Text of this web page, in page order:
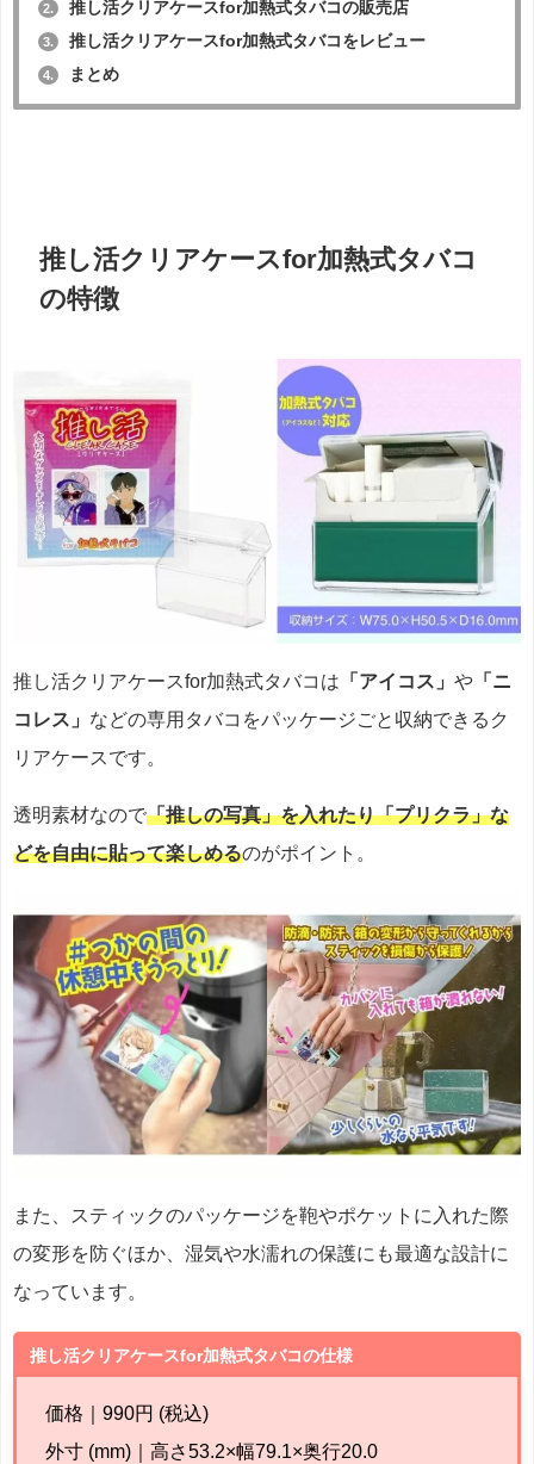
2. 推し活クリアケースfor加熱式タバコの販売店
3. 推し活クリアケースfor加熱式タバコをレビュー
4. まとめ
推し活クリアケースfor加熱式タバコ
の特徴
推し活クリアケースfor加熱式タバコは 「アイコス」 や 「ニ
コレス」 などの専用タバコをパッケージごと収納できるク
リアケースです。
透明素材なので「推しの写真」を入れたり「プリクラ」な
どを自由に貼って楽しめるのがポイント。
また、スティックのパッケージを鞄やポケットに入れた際
の変形を防ぐほか、湿気や水濡れの保護にも最適な設計に
なっています。
推し活クリアケースfor加熱式タバコの仕様
価格｜990円 (税込)
外寸 (mm)｜高さ53.2×幅79.1×奥行20.0